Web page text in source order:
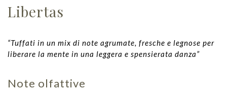
Libertas
“Tuffati in un mix di note agrumate, fresche e legnose per
liberare la mente in una leggera e spensierata danza”
Note olfattive